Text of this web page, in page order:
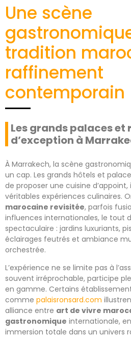
Une scène
tradition
raffinement
contemporain
Les grands palaces
d’exception à
À Marrakech, la scène
un cap. Les grands hôtels et
de proposer une cuisine
véritables expériences culinaires.
marocaine revisitée, parfois
influences internationales, le tout
spectaculaire : jardins luxuriants,
éclairages feutrés et ambiance
orchestrée.
L’expérience ne se limite pas à
souvent irréprochable, participe
en gamme. Certains
comme palaisronsard.com
alliance entre art de vivre
gastronomique internationale,
immersion totale dans un univers